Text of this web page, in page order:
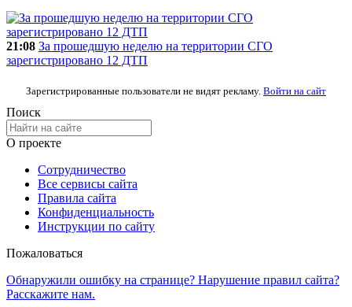
21:08 За прошедшую неделю на территории СГО
зарегистрировано 12 ДТП
Зарегистрированные пользователи не видят рекламу. Войти на сайт
Поиск
О проекте
Сотрудничество
Все сервисы сайта
Правила сайта
Конфиденциальность
Инструкции по сайту
Пожаловаться
Обнаружили ошибку на странице? Нарушение правил сайта?
Расскажите нам.